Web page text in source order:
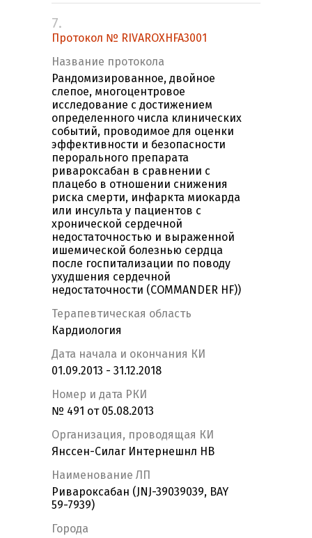
7.
Протокол № RIVAROXHFA3001
Название протокола
Рандомизированное, двойное
слепое, многоцентровое
исследование с достижением
определенного числа клинических
событий, проводимое для оценки
эффективности и безопасности
перорального препарата
ривароксабан в сравнении с
плацебо в отношении снижения
риска смерти, инфаркта миокарда
или инсульта у пациентов с
хронической сердечной
недостаточностью и выраженной
ишемической болезнью сердца
после госпитализации по поводу
ухудшения сердечной
недостаточности (COMMANDER HF))
Терапевтическая область
Кардиология
Дата начала и окончания КИ
01.09.2013 - 31.12.2018
Номер и дата РКИ
№ 491 от 05.08.2013
Организация, проводящая КИ
Янссен-Силаг Интернешнл НВ
Наименование ЛП
Ривароксабан (JNJ-39039039, BAY
59-7939)
Города